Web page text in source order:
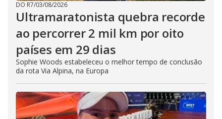
DO R7/03/08/2026
Ultramaratonista quebra recorde
ao percorrer 2 mil km por oito
países em 29 dias
Sophie Woods estabeleceu o melhor tempo de conclusão
da rota Via Alpina, na Europa